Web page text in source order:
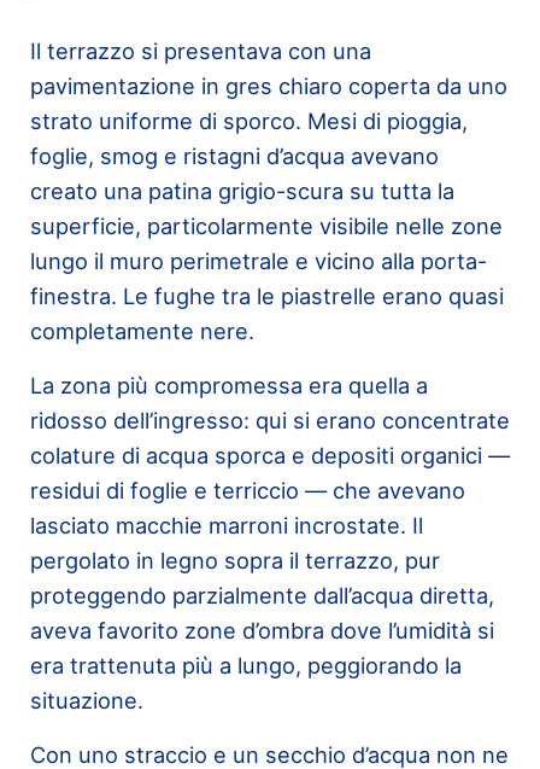
Il terrazzo si presentava con una
pavimentazione in gres chiaro coperta da uno
strato uniforme di sporco. Mesi di pioggia,
foglie, smog e ristagni d’acqua avevano
creato una patina grigio-scura su tutta la
superficie, particolarmente visibile nelle zone
lungo il muro perimetrale e vicino alla porta-
finestra. Le fughe tra le piastrelle erano quasi
completamente nere.
La zona più compromessa era quella a
ridosso dell’ingresso: qui si erano concentrate
colature di acqua sporca e depositi organici —
residui di foglie e terriccio — che avevano
lasciato macchie marroni incrostate. Il
pergolato in legno sopra il terrazzo, pur
proteggendo parzialmente dall’acqua diretta,
aveva favorito zone d’ombra dove l’umidità si
era trattenuta più a lungo, peggiorando la
situazione.
Con uno straccio e un secchio d’acqua non ne